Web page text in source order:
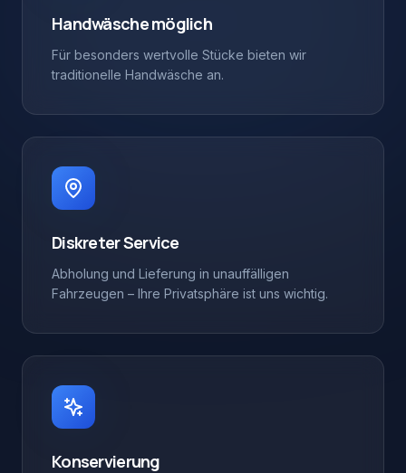
Handwäsche möglich
Für besonders wertvolle Stücke bieten wir
traditionelle Handwäsche an.
Diskreter Service
Abholung und Lieferung in unauffälligen
Fahrzeugen – Ihre Privatsphäre ist uns wichtig.
Konservierung